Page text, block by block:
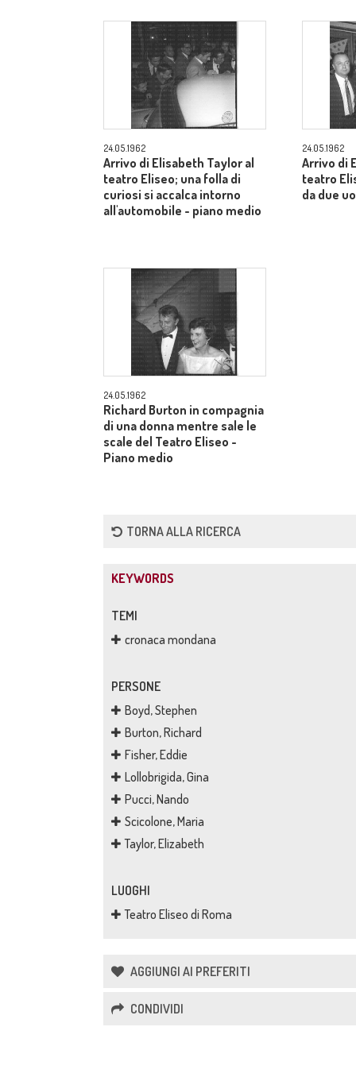
24.05.1962
Arrivo di Elisabeth Taylor al
teatro Eliseo; una folla di
curiosi si accalca intorno
all'automobile - piano medio
24.05.1962
Arrivo di
teatro
da due
24.05.1962
Richard Burton in compagnia
di una donna mentre sale le
scale del Teatro Eliseo -
Piano medio
TORNA ALLA RICERCA
KEYWORDS
TEMI
cronaca mondana
PERSONE
Boyd, Stephen
Burton, Richard
Fisher, Eddie
Lollobrigida, Gina
Pucci, Nando
Scicolone, Maria
Taylor, Elizabeth
LUOGHI
Teatro Eliseo di Roma
AGGIUNGI AI PREFERITI
CONDIVIDI